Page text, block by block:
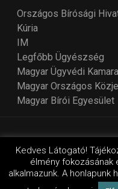
Országos Bírósági
Kúria
IM
Legfőbb Ügyészség
Magyar Ügyvédi Kamara
Magyar Országos
Magyar Bírói Egyesület
© Copyright 2018 -
by
Kedves Látogató!
élmény fokozásának
alkalmazunk. A honlapunk